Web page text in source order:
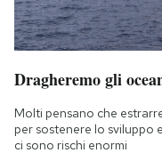
Dragheremo gli
Molti pensano che
per sostenere lo sviluppo
ci sono rischi enormi